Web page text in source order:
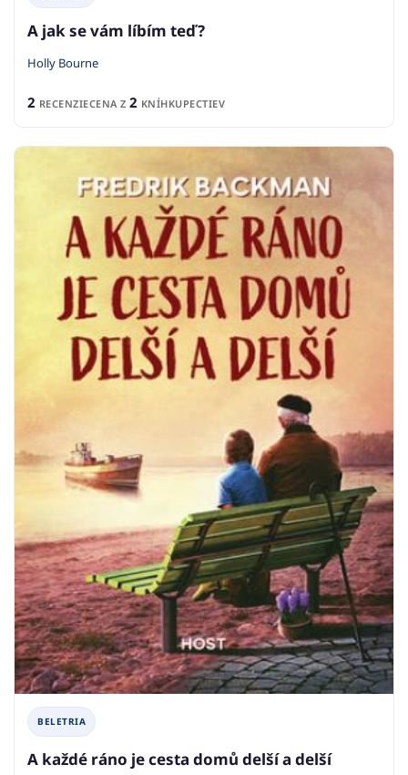
A jak se vám líbím teď?
Holly Bourne
2 RECENZIECENA Z 2 KNÍHKUPECTIEV
BELETRIA
A každé ráno je cesta domů delší a delší